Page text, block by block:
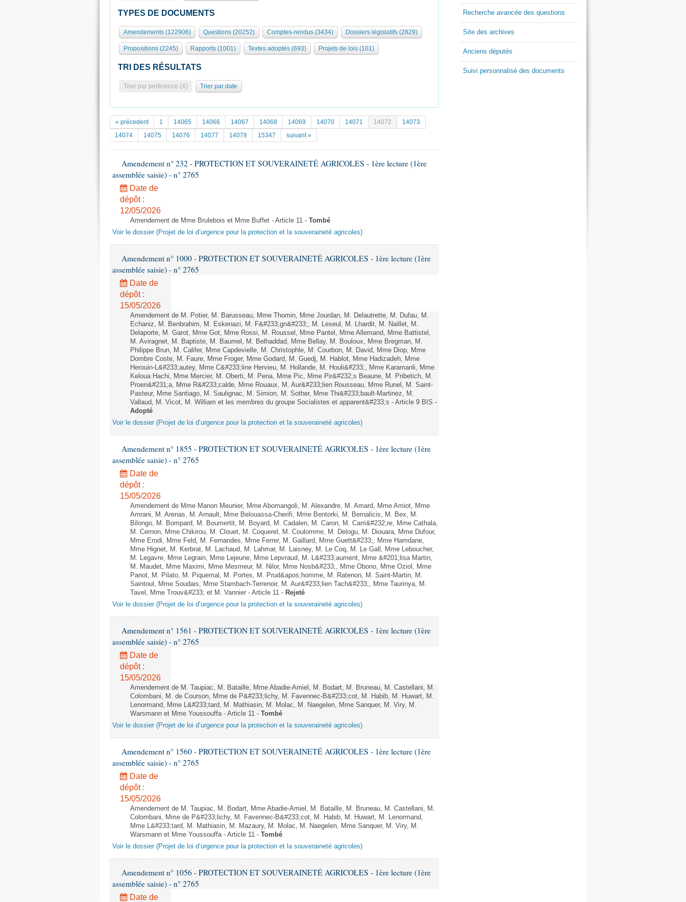
TYPES DE DOCUMENTS
Amendements (122906) Questions (20252) Comptes-rendus (3434) Dossiers législatifs (2829)
Propositions (2245) Rapports (1001) Textes adoptés (693) Projets de lois (101)
TRI DES RÉSULTATS
Trier par pertinence (X) Trier par date
« précedent 1 14065 14066 14067 14068 14069 14070 14071 14072
14073
14074
14075 14076 14077 14078 15347 suivant »
Amendement n° 232 - PROTECTION ET SOUVERAINETÉ AGRICOLES - 1ère lecture (1ère
assemblée saisie) - n° 2765
Date de
dépôt :
12/05/2026
Amendement de Mme Brulebois et Mme Buffet - Article 11 - Tombé
Voir le dossier (Projet de loi d’urgence pour la protection et la souveraineté agricoles)
Amendement n° 1000 - PROTECTION ET SOUVERAINETÉ AGRICOLES - 1ère lecture (1ère
assemblée saisie) - n° 2765
Date de
dépôt :
15/05/2026
Amendement de M. Potier, M. Barusseau, Mme Thomin, Mme Jourdan, M. Delautrette, M. Dufau, M.
Echaniz, M. Benbrahim, M. Eskenazi, M. F&#233;gn&#233;, M. Leseul, M. Lhardit, M. Naillet, M.
Delaporte, M. Garot, Mme Got, Mme Rossi, M. Roussel, Mme Pantel, Mme Allemand, Mme Battistel,
M. Aviragnet, M. Baptiste, M. Baumel, M. Belhaddad, Mme Bellay, M. Bouloux, Mme Bregman, M.
Philippe Brun, M. Califer, Mme Capdevielle, M. Christophle, M. Courbon, M. David, Mme Diop, Mme
Dombre Coste, M. Faure, Mme Froger, Mme Godard, M. Guedj, M. Hablot, Mme Hadizadeh, Mme
Herouin-L&#233;autey, Mme C&#233;line Hervieu, M. Hollande, M. Houli&#233;, Mme Karamanli, Mme
Keloua Hachi, Mme Mercier, M. Oberti, M. Pena, Mme Pic, Mme Pir&#232;s Beaune, M. Pribetich, M.
Proen&#231;a, Mme R&#233;calde, Mme Rouaux, M. Aur&#233;lien Rousseau, Mme Runel, M. Saint-
Pasteur, Mme Santiago, M. Saulignac, M. Simion, M. Sother, Mme Thi&#233;bault-Martinez, M.
Vallaud, M. Vicot, M. William et les membres du groupe Socialistes et apparent&#233;s - Article 9 BIS -
Adopté
Voir le dossier (Projet de loi d’urgence pour la protection et la souveraineté agricoles)
Amendement n° 1855 - PROTECTION ET SOUVERAINETÉ AGRICOLES - 1ère lecture (1ère
assemblée saisie) - n° 2765
Date de
dépôt :
15/05/2026
Amendement de Mme Manon Meunier, Mme Abomangoli, M. Alexandre, M. Amard, Mme Amiot, Mme
Amrani, M. Arenas, M. Arnault, Mme Belouassa-Cherifi, Mme Bentorki, M. Bernalicis, M. Bex, M.
Bilongo, M. Bompard, M. Boumertit, M. Boyard, M. Cadalen, M. Caron, M. Carri&#232;re, Mme Cathala,
M. Cernon, Mme Chikirou, M. Clouet, M. Coquerel, M. Coulomme, M. Delogu, M. Diouara, Mme Dufour,
Mme Erodi, Mme Feld, M. Fernandes, Mme Ferrer, M. Gaillard, Mme Guett&#233;, Mme Hamdane,
Mme Hignet, M. Kerbrat, M. Lachaud, M. Lahmar, M. Laisney, M. Le Coq, M. Le Gall, Mme Leboucher,
M. Legavre, Mme Legrain, Mme Lejeune, Mme Lepvraud, M. L&#233;aument, Mme &#201;lisa Martin,
M. Maudet, Mme Maximi, Mme Mesmeur, M. Nilor, Mme Nosb&#233;, Mme Obono, Mme Oziol, Mme
Panot, M. Pilato, M. Piquemal, M. Portes, M. Prud&apos;homme, M. Ratenon, M. Saint-Martin, M.
Saintoul, Mme Soudais, Mme Stambach-Terrenoir, M. Aur&#233;lien Tach&#233;, Mme Taurinya, M.
Tavel, Mme Trouv&#233; et M. Vannier - Article 11 - Rejeté
Voir le dossier (Projet de loi d’urgence pour la protection et la souveraineté agricoles)
Amendement n° 1561 - PROTECTION ET SOUVERAINETÉ AGRICOLES - 1ère lecture (1ère
assemblée saisie) - n° 2765
Date de
dépôt :
15/05/2026
Amendement de M. Taupiac, M. Bataille, Mme Abadie-Amiel, M. Bodart, M. Bruneau, M. Castellani, M.
Colombani, M. de Courson, Mme de P&#233;lichy, M. Favennec-B&#233;cot, M. Habib, M. Huwart, M.
Lenormand, Mme L&#233;tard, M. Mathiasin, M. Molac, M. Naegelen, Mme Sanquer, M. Viry, M.
Warsmann et Mme Youssouffa - Article 11 - Tombé
Voir le dossier (Projet de loi d’urgence pour la protection et la souveraineté agricoles)
Amendement n° 1560 - PROTECTION ET SOUVERAINETÉ AGRICOLES - 1ère lecture (1ère
assemblée saisie) - n° 2765
Date de
dépôt :
15/05/2026
Amendement de M. Taupiac, M. Bodart, Mme Abadie-Amiel, M. Bataille, M. Bruneau, M. Castellani, M.
Colombani, Mme de P&#233;lichy, M. Favennec-B&#233;cot, M. Habib, M. Huwart, M. Lenormand,
Mme L&#233;tard, M. Mathiasin, M. Mazaury, M. Molac, M. Naegelen, Mme Sanquer, M. Viry, M.
Warsmann et Mme Youssouffa - Article 11 - Tombé
Voir le dossier (Projet de loi d’urgence pour la protection et la souveraineté agricoles)
Amendement n° 1056 - PROTECTION ET SOUVERAINETÉ AGRICOLES - 1ère lecture (1ère
assemblée saisie) - n° 2765
Date de
Recherche avancée des questions
Site des archives
Anciens députés
Suivi personnalisé des documents